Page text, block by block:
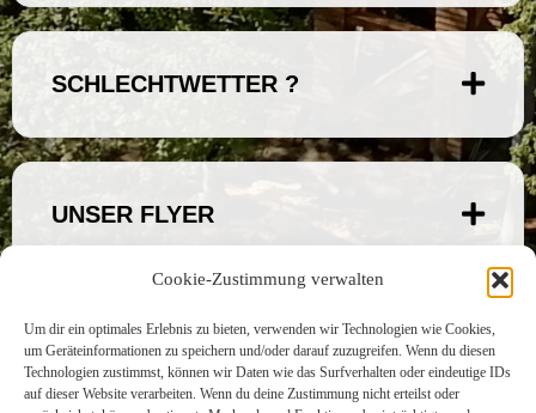
Cookie-Zustimmung verwalten
Um dir ein optimales Erlebnis zu bieten, verwenden wir Technologien wie Cookies,
um Geräteinformationen zu speichern und/oder darauf zuzugreifen. Wenn du diesen
Technologien zustimmst, können wir Daten wie das Surfverhalten oder eindeutige IDs
auf dieser Website verarbeiten. Wenn du deine Zustimmung nicht erteilst oder
SCHLECHTWETTER ?
UNSER FLYER
KONTAKT